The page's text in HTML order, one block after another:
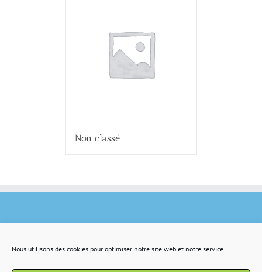
Nous utilisons des cookies pour optimiser notre site web et notre service.
Non classé